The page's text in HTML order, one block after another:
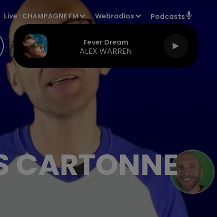
Live : CHAMPAGNE FM Webradios Podcasts
Fever Dream
ALEX WARREN
CARTONNE